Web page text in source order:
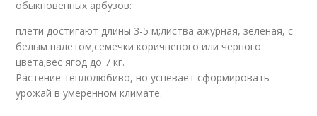
обыкновенных арбузов:
плети достигают длины 3-5 м;листва ажурная, зеленая, с
белым налетом;семечки коричневого или черного
цвета;вес ягод до 7 кг.
Растение теплолюбиво, но успевает сформировать
урожай в умеренном климате.